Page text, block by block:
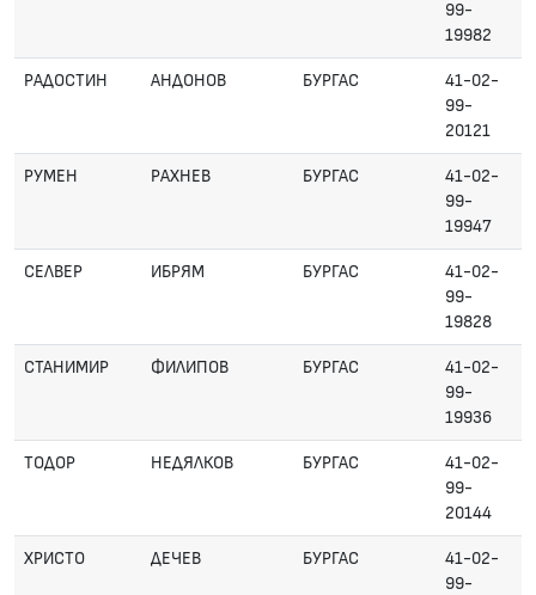
99-
19982
РАДОСТИН АНДОНОВ БУРГАС
41-02-
99-
20121
РУМЕН РАХНЕВ БУРГАС
41-02-
99-
19947
СЕЛВЕР ИБРЯМ БУРГАС
41-02-
99-
19828
СТАНИМИР ФИЛИПОВ БУРГАС
41-02-
99-
19936
ТОДОР НЕДЯЛКОВ БУРГАС
41-02-
99-
20144
ХРИСТО ДЕЧЕВ БУРГАС
41-02-
99-